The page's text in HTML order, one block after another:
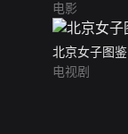
电影
北京女子图鉴
电视剧